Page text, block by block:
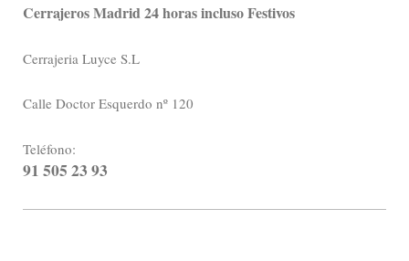
Cerrajeros Madrid 24 horas incluso Festivos
Cerrajeria Luyce S.L
Calle Doctor Esquerdo nº 120
Teléfono:
91 505 23 93